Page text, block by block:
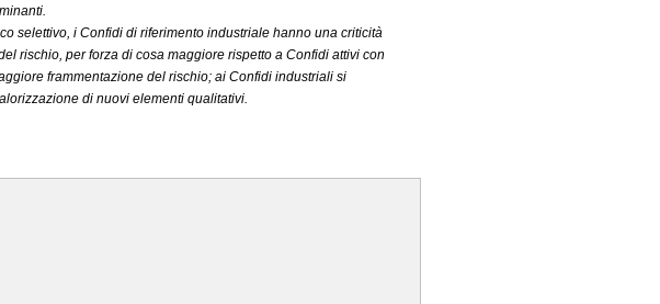
selettivo, i Confidi di riferimento industriale hanno una criticità
rischio, per forza di cosa maggiore rispetto a Confidi attivi con
frammentazione del rischio; ai Confidi industriali si
di nuovi elementi qualitativi.